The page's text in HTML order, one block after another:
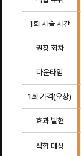
1회 시술 시간
권장 회차
다운타임
1회 가격(오창)
효과 발현
적합 대상